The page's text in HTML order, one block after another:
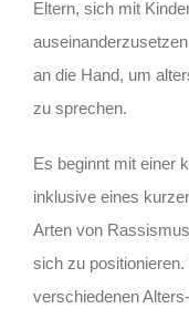
Eltern, sich mit
an die Hand, um
zu sprechen.
Es beginnt mit einer
inklusive eines
Arten von
sich zu
verschiedenen